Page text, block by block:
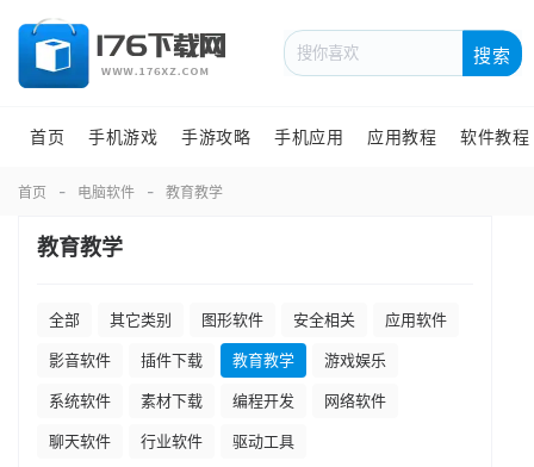
搜索
首页 手机游戏 手游攻略 手机应用 应用教程 软件教程
首页 电脑软件 教育教学
教育教学
全部 其它类别 图形软件 安全相关 应用软件
影音软件 插件下载 教育教学 游戏娱乐
系统软件 素材下载 编程开发 网络软件
聊天软件 行业软件 驱动工具